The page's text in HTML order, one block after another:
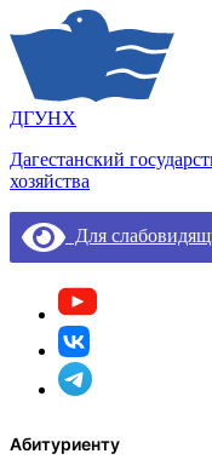
ДГУНХ
Дагестанский
хозяйства
Для
Абитуриенту